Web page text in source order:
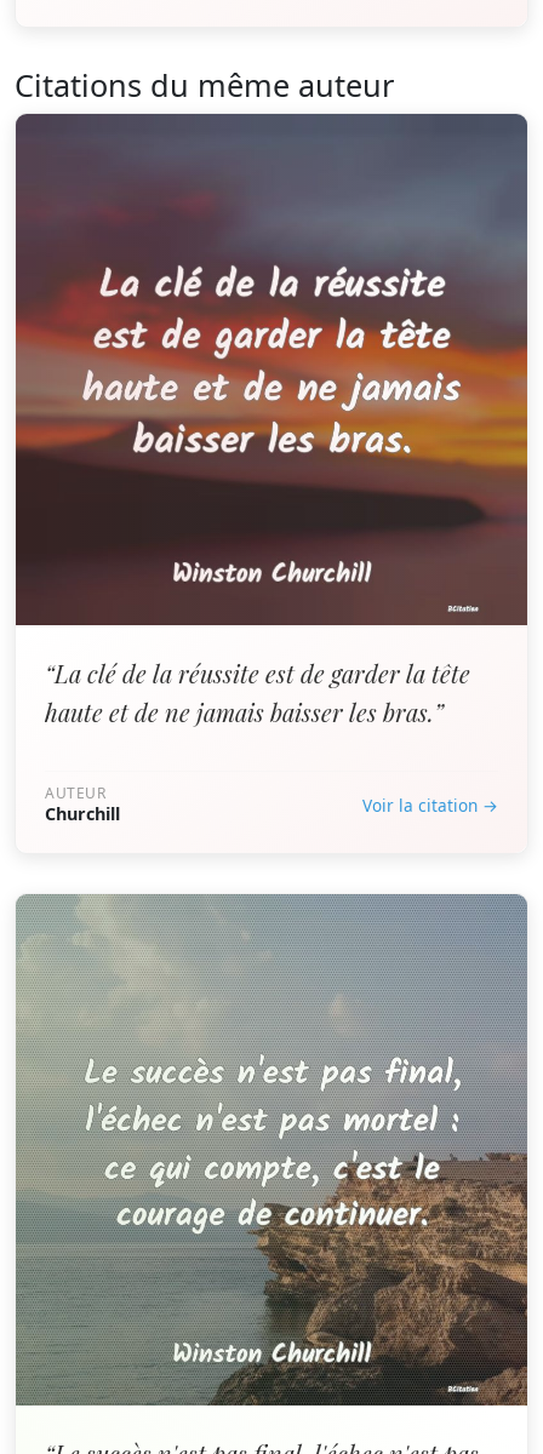
Citations du même auteur
“La clé de la réussite est de garder la tête
haute et de ne jamais baisser les bras.”
AUTEUR
Churchill Voir la citation →